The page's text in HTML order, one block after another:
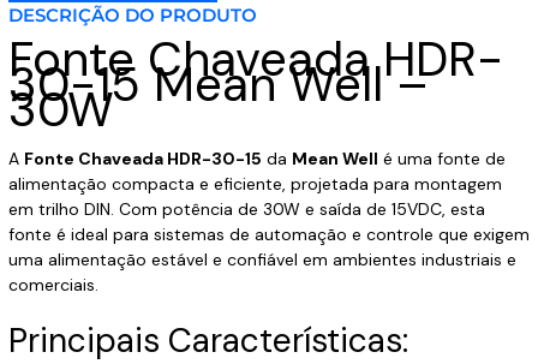
-
MEAN
WELL
quantidade
DESCRIÇÃO DO PRODUTO
Fonte Chaveada HDR-
30-15 Mean Well –
30W
A Fonte Chaveada HDR-30-15 da Mean Well é uma fonte de
alimentação compacta e eficiente, projetada para montagem
em trilho DIN. Com potência de 30W e saída de 15VDC, esta
fonte é ideal para sistemas de automação e controle que exigem
uma alimentação estável e confiável em ambientes industriais e
comerciais.
Principais Características: